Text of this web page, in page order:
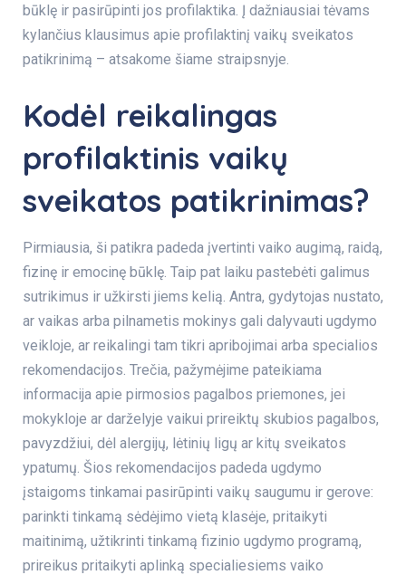
būklę ir pasirūpinti jos profilaktika. Į dažniausiai tėvams
kylančius klausimus apie profilaktinį vaikų sveikatos
patikrinimą – atsakome šiame straipsnyje.
Kodėl reikalingas
profilaktinis vaikų
sveikatos patikrinimas?
Pirmiausia, ši patikra padeda įvertinti vaiko augimą, raidą,
fizinę ir emocinę būklę. Taip pat laiku pastebėti galimus
sutrikimus ir užkirsti jiems kelią. Antra, gydytojas nustato,
ar vaikas arba pilnametis mokinys gali dalyvauti ugdymo
veikloje, ar reikalingi tam tikri apribojimai arba specialios
rekomendacijos. Trečia, pažymėjime pateikiama
informacija apie pirmosios pagalbos priemones, jei
mokykloje ar darželyje vaikui prireiktų skubios pagalbos,
pavyzdžiui, dėl alergijų, lėtinių ligų ar kitų sveikatos
ypatumų. Šios rekomendacijos padeda ugdymo
įstaigoms tinkamai pasirūpinti vaikų saugumu ir gerove:
parinkti tinkamą sėdėjimo vietą klasėje, pritaikyti
maitinimą, užtikrinti tinkamą fizinio ugdymo programą,
prireikus pritaikyti aplinką specialiesiems vaiko